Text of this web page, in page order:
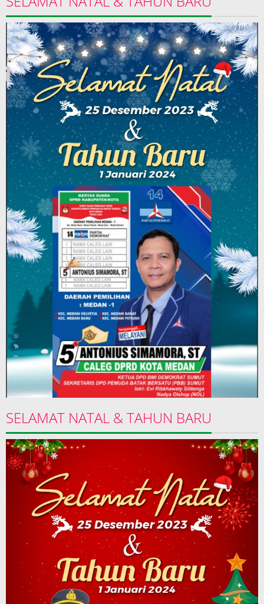
SELAMAT NATAL & TAHUN BARU